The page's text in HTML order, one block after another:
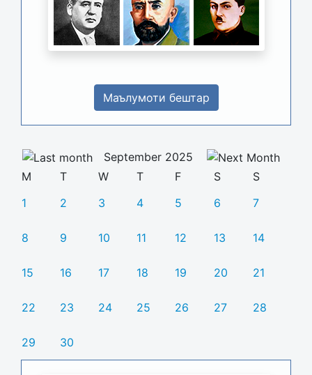
Маълумоти бештар
September 2025
M
T W T F S
S
1
2 3 4 5 6 7
8 9 10 11 12 13 14
15 16 17 18 19 20 21
22 23 24 25 26 27 28
29 30